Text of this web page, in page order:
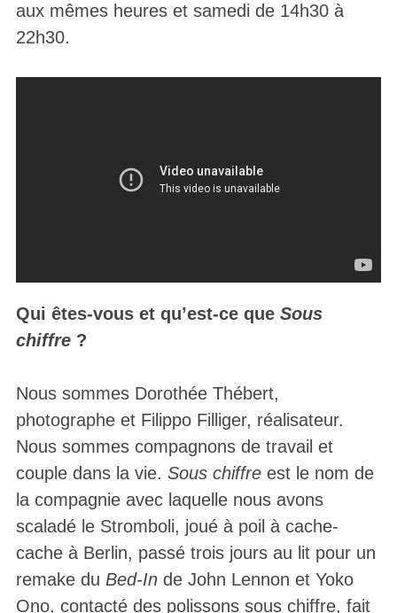
aux mêmes heures et samedi de 14h30 à
22h30.
Qui êtes-vous et qu’est-ce que Sous
chiffre ?
Nous sommes Dorothée Thébert,
photographe et Filippo Filliger, réalisateur.
Nous sommes compagnons de travail et
couple dans la vie. Sous chiffreest le nom de
la compagnie avec laquelle nous avons
scaladé le Stromboli, joué à poil à cache-
cache à Berlin, passé trois jours au lit pour un
remake du Bed-Inde John Lennon et Yoko
Ono, contacté des polissons sous chiffre, fait